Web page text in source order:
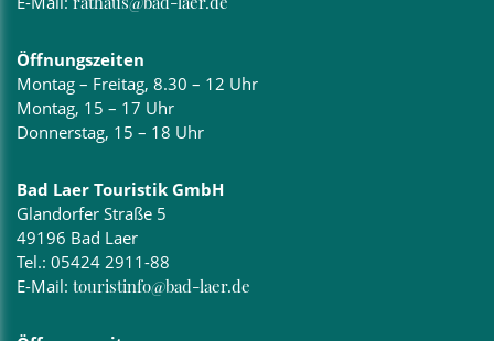
Öffnungszeiten
Montag – Freitag, 8.30 – 12 Uhr
Montag, 15 – 17 Uhr
Donnerstag, 15 – 18 Uhr
Bad Laer Touristik GmbH
Glandorfer Straße 5
49196 Bad Laer
Tel.: 05424 2911-88
E-Mail: touristinfo@bad-laer.de